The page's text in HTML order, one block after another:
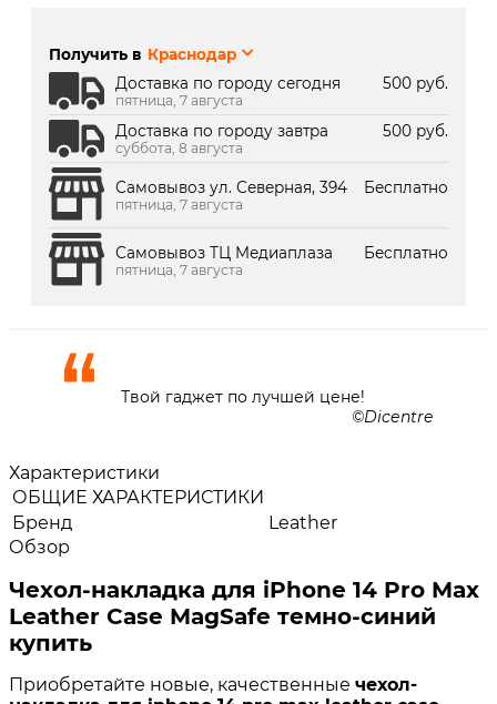
г. Краснодар, ТК Медиаплаза:
Получить в Краснодар
Доставка по городу сегодня
500 руб.
пятница, 7 августа
Доставка по городу завтра 500 руб.
суббота, 8 августа
Самовывоз ул. Северная, 394 Бесплатно
пятница, 7 августа
Самовывоз ТЦ Медиаплаза Бесплатно
пятница, 7 августа
Твой гаджет по лучшей цене!
Dicentre
Характеристики
ОБЩИЕ ХАРАКТЕРИСТИКИ
Бренд
Leather
Обзор
Чехол-накладка для iPhone 14 Pro Max
Leather Case MagSafe темно-синий
купить
Приобретайте новые, качественные чехол-